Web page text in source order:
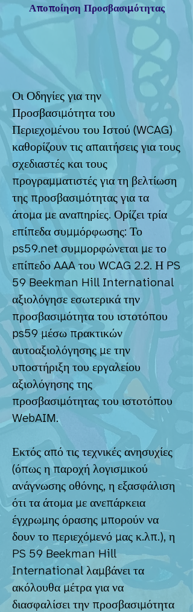
Αποποίηση Προσβασιμότητας
Οι Οδηγίες για την
Προσβασιμότητα του
Περιεχομένου του Ιστού (WCAG)
καθορίζουν τις απαιτήσεις για τους
σχεδιαστές και τους
προγραμματιστές για τη βελτίωση
της προσβασιμότητας για τα
άτομα με αναπηρίες. Ορίζει τρία
επίπεδα συμμόρφωσης: Το
ps59.net συμμορφώνεται με το
επίπεδο AAA του WCAG 2.2. Η PS
59 Beekman Hill International
αξιολόγησε εσωτερικά την
προσβασιμότητα του ιστοτόπου
ps59 μέσω πρακτικών
αυτοαξιολόγησης με την
υποστήριξη του εργαλείου
αξιολόγησης της
προσβασιμότητας του ιστοτόπου
WebAIM.
Εκτός από τις τεχνικές ανησυχίες
(όπως η παροχή λογισμικού
ανάγνωσης οθόνης, η εξασφάλιση
ότι τα άτομα με ανεπάρκεια
έγχρωμης όρασης μπορούν να
δουν το περιεχόμενό μας κ.λπ.), η
PS 59 Beekman Hill
International λαμβάνει τα
ακόλουθα μέτρα για να
διασφαλίσει την προσβασιμότητα